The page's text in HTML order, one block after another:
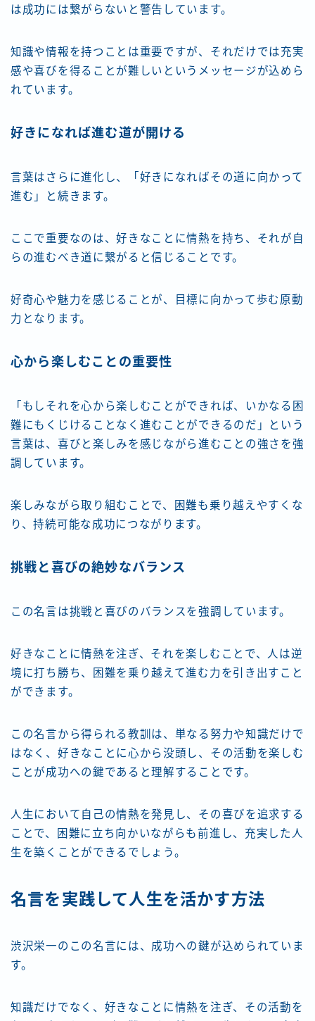
は成功には繋がらないと警告しています。
知識や情報を持つことは重要ですが、それだけでは充実
感や喜びを得ることが難しいというメッセージが込めら
れています。
好きになれば進む道が開ける
言葉はさらに進化し、「好きになればその道に向かって
進む」と続きます。
ここで重要なのは、好きなことに情熱を持ち、それが自
らの進むべき道に繋がると信じることです。
好奇心や魅力を感じることが、目標に向かって歩む原動
力となります。
心から楽しむことの重要性
「もしそれを心から楽しむことができれば、いかなる困
難にもくじけることなく進むことができるのだ」という
言葉は、喜びと楽しみを感じながら進むことの強さを強
調しています。
楽しみながら取り組むことで、困難も乗り越えやすくな
り、持続可能な成功につながります。
挑戦と喜びの絶妙なバランス
この名言は挑戦と喜びのバランスを強調しています。
好きなことに情熱を注ぎ、それを楽しむことで、人は逆
境に打ち勝ち、困難を乗り越えて進む力を引き出すこと
ができます。
この名言から得られる教訓は、単なる努力や知識だけで
はなく、好きなことに心から没頭し、その活動を楽しむ
ことが成功への鍵であると理解することです。
人生において自己の情熱を発見し、その喜びを追求する
ことで、困難に立ち向かいながらも前進し、充実した人
生を築くことができるでしょう。
名言を実践して人生を活かす方法
渋沢栄一のこの名言には、成功への鍵が込められていま
す。
知識だけでなく、好きなことに情熱を注ぎ、その活動を